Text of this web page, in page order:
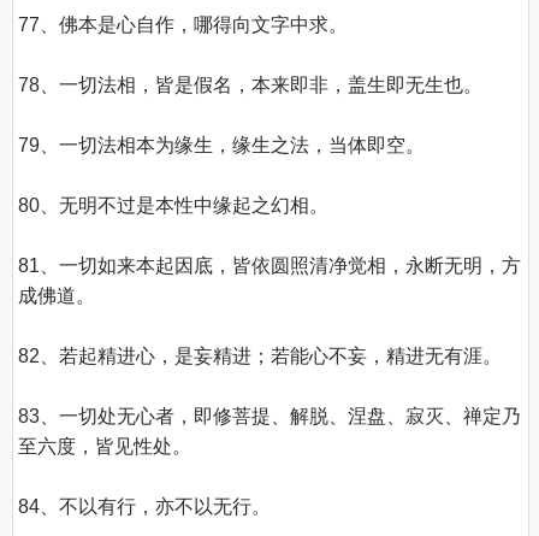
77、佛本是心自作，哪得向文字中求。
78、一切法相，皆是假名，本来即非，盖生即无生也。
79、一切法相本为缘生，缘生之法，当体即空。
80、无明不过是本性中缘起之幻相。
81、一切如来本起因底，皆依圆照清净觉相，永断无明，方
成佛道。
82、若起精进心，是妄精进；若能心不妄，精进无有涯。
83、一切处无心者，即修菩提、解脱、涅盘、寂灭、禅定乃
至六度，皆见性处。
84、不以有行，亦不以无行。